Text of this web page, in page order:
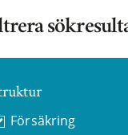
Försäkring